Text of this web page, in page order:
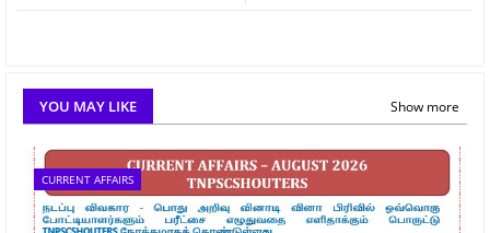
YOU MAY LIKE Show more
CURRENT AFFAIRS